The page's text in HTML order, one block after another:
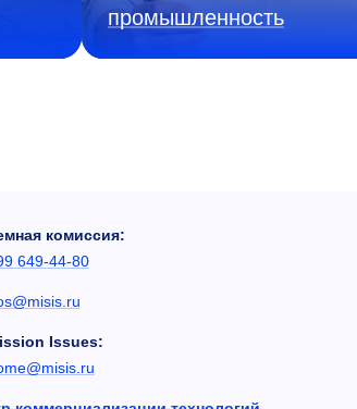
промышленность
комиссия:
649-44-80
Issues: